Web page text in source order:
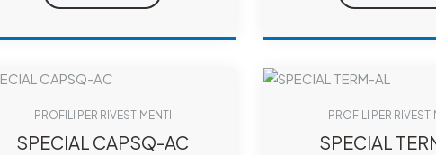
PROFILI PER RIVESTIMENTI
SPECIAL CAPSQ-AC
PROFILI PER
SPECIAL